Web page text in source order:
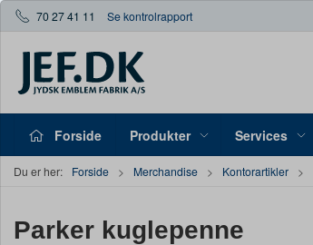
70 27 41 11 Se kontrolrapport
Forside Produkter Services
Du er her: Forside Merchandise Kontorartikler
Parker kuglepenne